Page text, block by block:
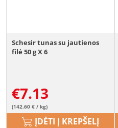
Schesir tunas su jautienos
filė 50 g X 6
€7.13
(142.60 € / kg)
ĮDĖTI Į KREPŠELĮ